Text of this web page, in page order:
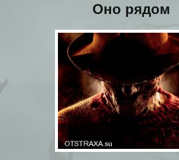
Оно рядом